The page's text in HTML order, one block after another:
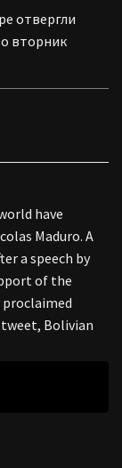
отвергли
вторник
have
Maduro. A
a speech by
of the
Bolivian